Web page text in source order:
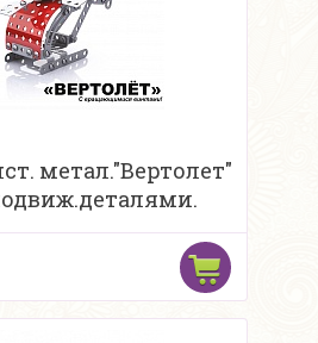
метал."Вертолет"